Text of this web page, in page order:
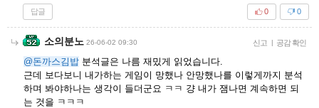
답글 0
0
소의분노 26-06-02 09:30 신고 | 공감 확인
@돈까스김밥 분석글은 나름 재밌게 읽었습니다.
근데 보다보니 내가하는 게임이 망했나 안망했나를 이렇게까지 분석
하며 봐야하나는 생각이 들더군요 ㅋㅋ 걍 내가 잼나면 계속하면 되
는 것을 ㅋㅋㅋ